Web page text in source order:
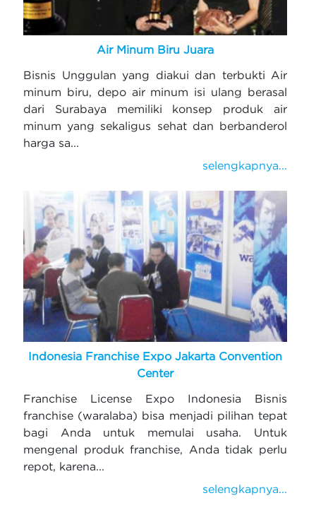
Air Minum Biru Juara
Bisnis Unggulan yang diakui dan terbukti Air
minum biru, depo air minum isi ulang berasal
dari Surabaya memiliki konsep produk air
minum yang sekaligus sehat dan berbanderol
harga sa...
selengkapnya...
Indonesia Franchise Expo Jakarta Convention
Center
Franchise License Expo Indonesia Bisnis
franchise (waralaba) bisa menjadi pilihan tepat
bagi Anda untuk memulai usaha. Untuk
mengenal produk franchise, Anda tidak perlu
repot, karena...
selengkapnya...